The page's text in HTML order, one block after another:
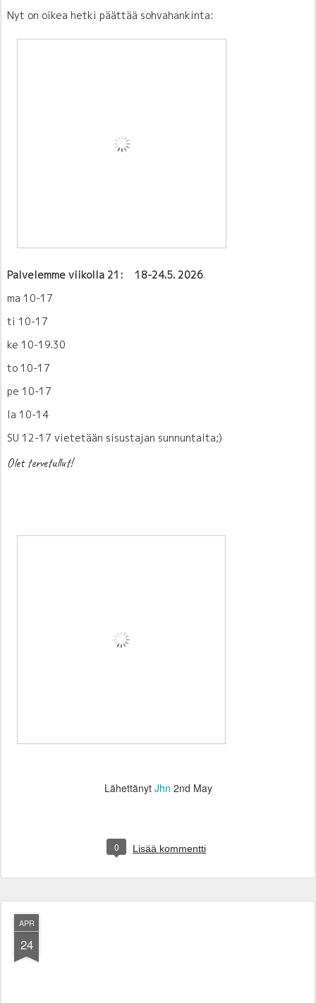
Nyt on oikea hetki päättää sohvahankinta:
Palvelemme viikolla 21: 18-24.5. 2026
ma 10-17
ti 10-17
ke 10-19.30
to 10-17
pe 10-17
la 10-14
SU 12-17 vietetään sisustajan sunnuntaita;)
Olet tervetullut!
Lähettänyt Jhn 2nd May
0 Lisää kommentti
APR
24